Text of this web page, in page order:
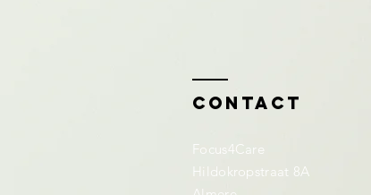
Contact
Focus4Care
Hildokropstraat 8A